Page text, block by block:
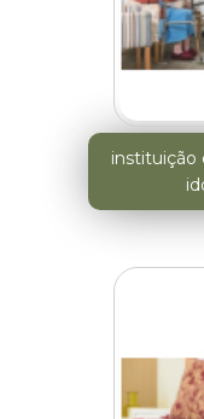
instituição